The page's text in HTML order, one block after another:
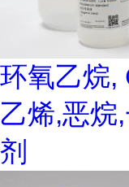
环氧乙烷,
乙烯,恶烷
剂